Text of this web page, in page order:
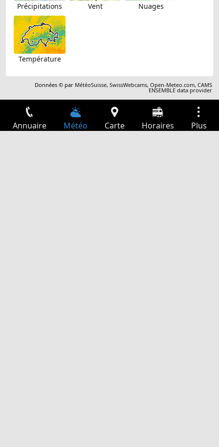
Précipitations Vent Nuages
Température
Données © par MétéoSuisse,SwissWebcams,Open-Meteo.com,CAMS
ENSEMBLE data provider
Annuaire Météo Carte Horaires Plus